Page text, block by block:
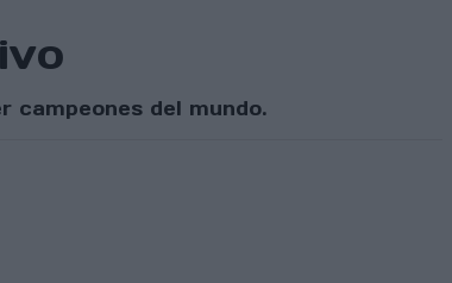
campeones del mundo.